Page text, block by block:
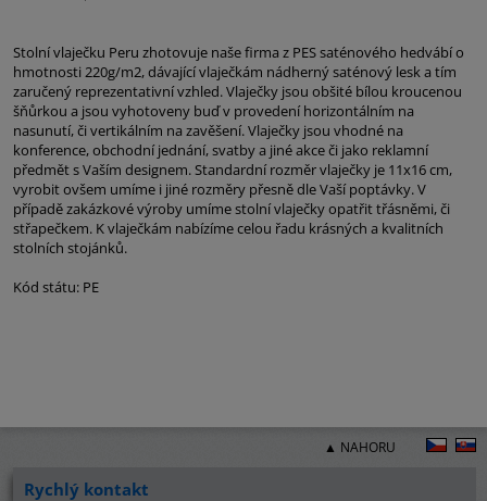
Stolní vlaječku Peru zhotovuje naše firma z PES saténového hedvábí o
hmotnosti 220g/m2, dávající vlaječkám nádherný saténový lesk a tím
zaručený reprezentativní vzhled. Vlaječky jsou obšité bílou kroucenou
šňůrkou a jsou vyhotoveny buď v provedení horizontálním na
nasunutí, či vertikálním na zavěšení. Vlaječky jsou vhodné na
konference, obchodní jednání, svatby a jiné akce či jako reklamní
předmět s Vaším designem. Standardní rozměr vlaječky je 11x16 cm,
vyrobit ovšem umíme i jiné rozměry přesně dle Vaší poptávky. V
případě zakázkové výroby umíme stolní vlaječky opatřit třásněmi, či
střapečkem. K vlaječkám nabízíme celou řadu krásných a kvalitních
stolních stojánků.
Kód státu: PE
▲ NAHORU
Rychlý kontakt